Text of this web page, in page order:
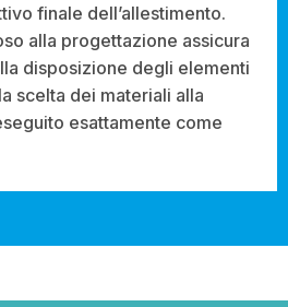
finale dell’allestimento.
alla progettazione assicura
disposizione degli elementi
scelta dei materiali alla
esattamente come